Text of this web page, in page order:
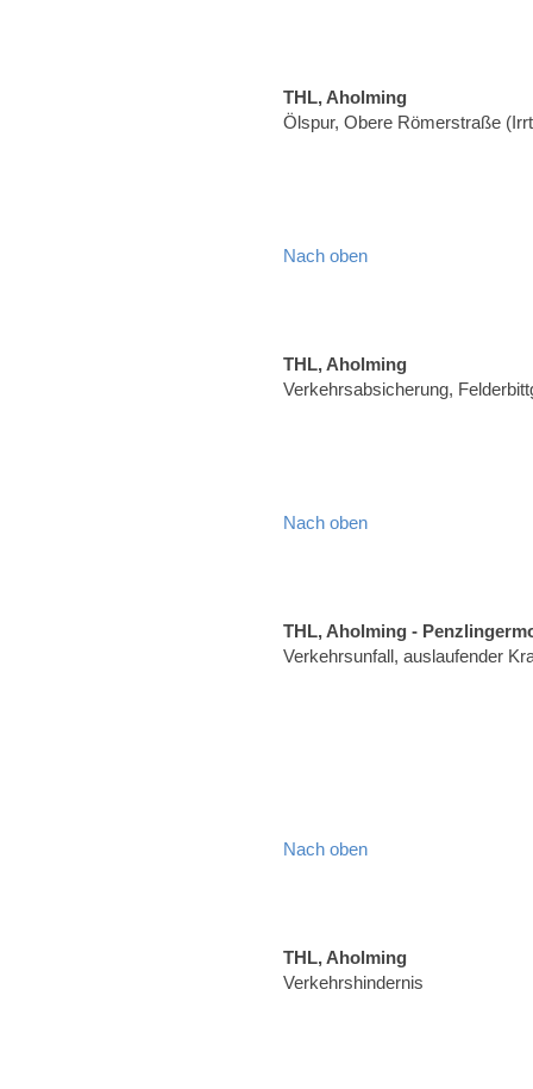
THL, Aholming
Ölspur, Obere Römerstraße
Nach oben
THL, Aholming
Verkehrsabsicherung,
Nach oben
THL, Aholming -
Verkehrsunfall, auslaufender
Nach oben
THL, Aholming
Verkehrshindernis